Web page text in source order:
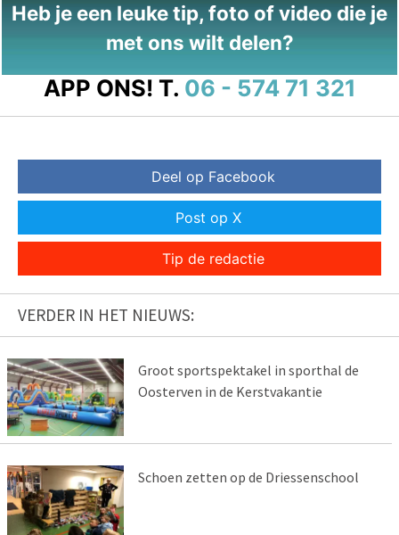
Heb je een leuke tip, foto of video die je
met ons wilt delen?
APP ONS! T. 06 - 574 71 321
Deel op Facebook
Post op X
Tip de redactie
VERDER IN HET NIEUWS:
Groot sportspektakel in sporthal de
Oosterven in de Kerstvakantie
Schoen zetten op de Driessenschool